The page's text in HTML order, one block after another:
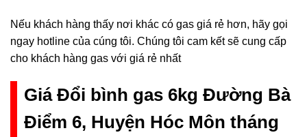
Nếu khách hàng thấy nơi khác có gas giá rẻ hơn, hãy gọi
ngay hotline của cúng tôi. Chúng tôi cam kết sẽ cung cấp
cho khách hàng gas với giá rẻ nhất
Giá Đổi bình gas 6kg Đường Bà
Điểm 6, Huyện Hóc Môn tháng